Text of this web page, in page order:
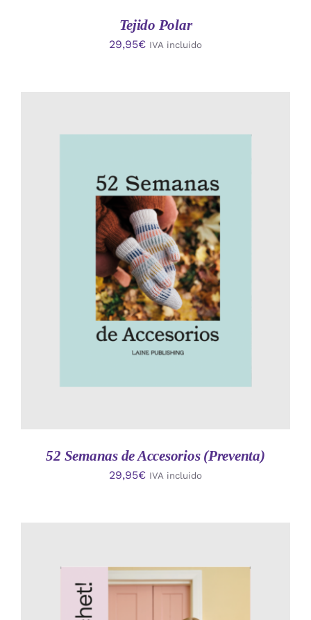
Tejido Polar
29,95€ IVA incluido
AÑADIR AL CARRITO
/
52 Semanas de Accesorios (Preventa)
29,95€ IVA incluido